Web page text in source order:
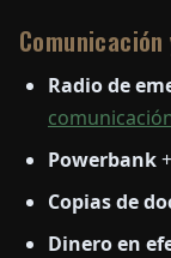
Radio de
Powerbank
Copias de
Dinero en